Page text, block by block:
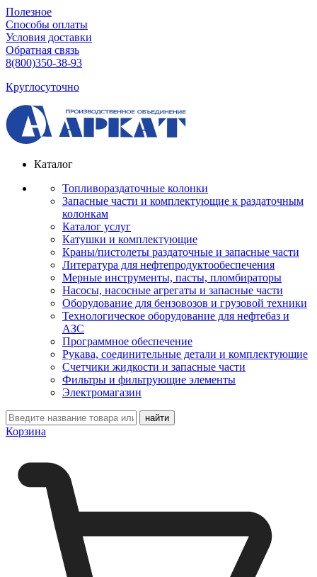
Полезное
Способы оплаты
Условия доставки
Обратная связь
8(800)350-38-93
Круглосуточно
Каталог
Топливораздаточные колонки
Запасные части и комплектующие к раздаточным
колонкам
Каталог услуг
Катушки и комплектующие
Краны/пистолеты раздаточные и запасные части
Литература для нефтепродуктообеспечения
Мерные инструменты, пасты, пломбираторы
Насосы, насосные агрегаты и запасные части
Оборудование для бензовозов и грузовой техники
Технологическое оборудование для нефтебаз и
АЗС
Программное обеспечение
Рукава, соединительные детали и комплектующие
Счетчики жидкости и запасные части
Фильтры и фильтрующие элементы
Электромагазин
Корзина